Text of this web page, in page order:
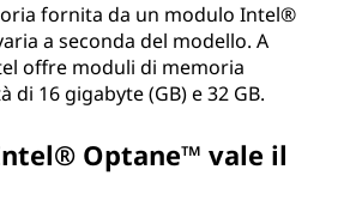
fornita da un modulo Intel®
a seconda del modello. A
offre moduli di memoria
di 16 gigabyte (GB) e 32 GB.
Optane™ vale il